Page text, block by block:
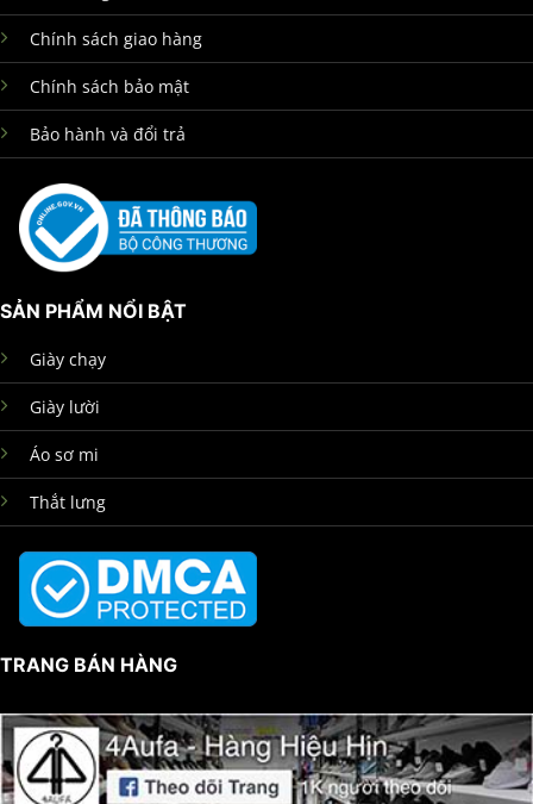
Chính sách giao hàng
Chính sách bảo mật
Bảo hành và đổi trả
SẢN PHẨM NỔI BẬT
Giày chạy
Giày lười
Áo sơ mi
Thắt lưng
TRANG BÁN HÀNG